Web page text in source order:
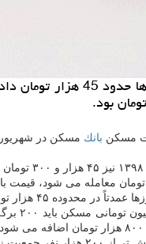
مسكن بانك مسكن در شهریور ۱۳۹۶ در
به بررسی هزینه وام مسكن می پردازیم.